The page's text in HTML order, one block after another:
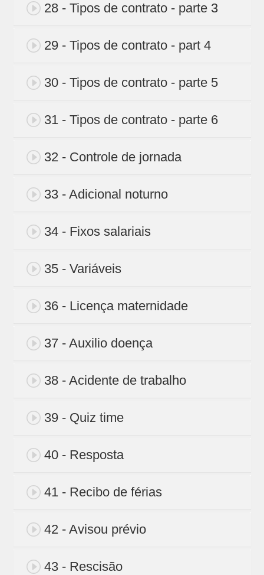
28 - Tipos de contrato - parte 3
29 - Tipos de contrato - part 4
30 - Tipos de contrato - parte 5
31 - Tipos de contrato - parte 6
32 - Controle de jornada
33 - Adicional noturno
34 - Fixos salariais
35 - Variáveis
36 - Licença maternidade
37 - Auxilio doença
38 - Acidente de trabalho
39 - Quiz time
40 - Resposta
41 - Recibo de férias
42 - Avisou prévio
43 - Rescisão